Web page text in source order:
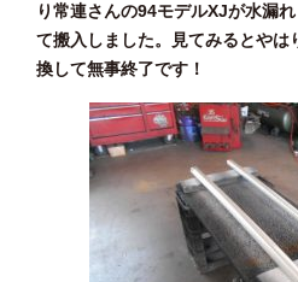
り常連さんの94モデルXJが水漏
て搬入しました。見てみるとやは
換して無事終了です！